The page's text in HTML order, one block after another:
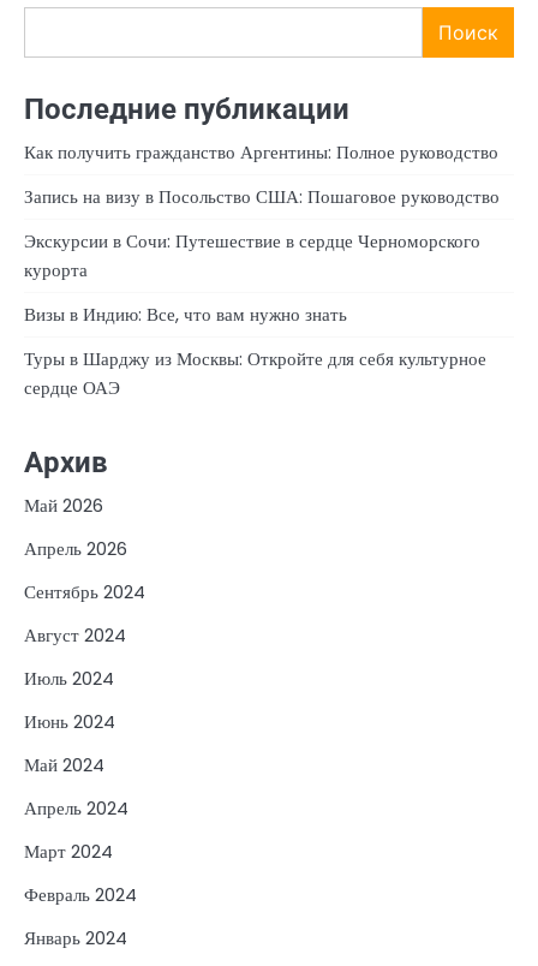
Поиск
Последние публикации
Как получить гражданство Аргентины: Полное руководство
Запись на визу в Посольство США: Пошаговое руководство
Экскурсии в Сочи: Путешествие в сердце Черноморского
курорта
Визы в Индию: Все, что вам нужно знать
Туры в Шарджу из Москвы: Откройте для себя культурное
сердце ОАЭ
Архив
Май 2026
Апрель 2026
Сентябрь 2024
Август 2024
Июль 2024
Июнь 2024
Май 2024
Апрель 2024
Март 2024
Февраль 2024
Январь 2024